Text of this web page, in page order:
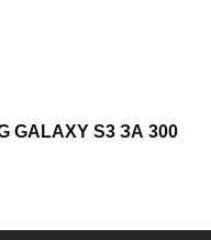
S3 ЗА 300